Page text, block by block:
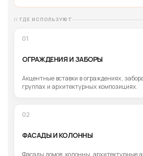
ГДЕ ИСПОЛЬЗУЮТ
01
ОГРАЖДЕНИЯ И ЗАБОРЫ
Акцентные вставки в ограждениях,
группах и архитектурных композициях.
02
ФАСАДЫ И КОЛОННЫ
Фасады домов, колонны, архитектурные